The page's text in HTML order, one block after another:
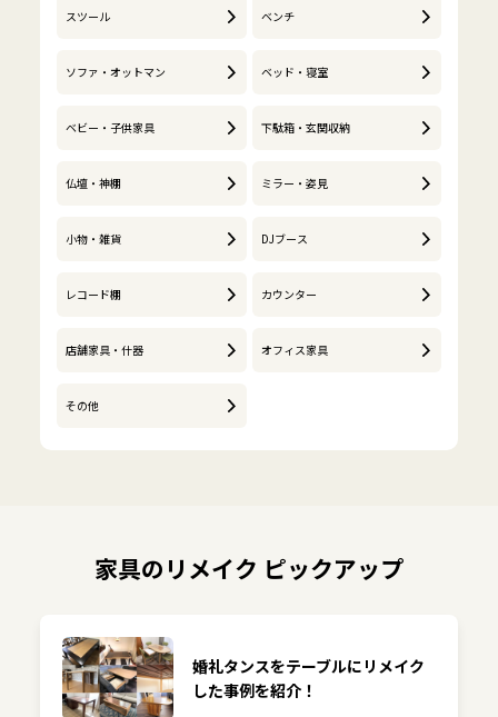
スツール ベンチ
ソファ・オットマン ベッド・寝室
ベビー・子供家具 下駄箱・玄関収納
仏壇・神棚 ミラー・姿見
小物・雑貨 DJブース
レコード棚 カウンター
店舗家具・什器 オフィス家具
その他
家具のリメイク ピックアップ
婚礼タンスをテーブルにリメイク
した事例を紹介！